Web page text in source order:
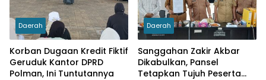
Daerah
Korban Dugaan Kredit Fiktif
Geruduk Kantor DPRD
Polman, Ini Tuntutannya
Daerah
Sanggahan Zakir Akbar
Dikabulkan, Pansel
Tetapkan Tujuh Peserta